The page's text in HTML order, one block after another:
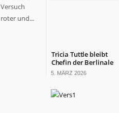
Versuch
roter und...
Tricia Tuttle bleibt
Chefin der Berlinale
5. MÄRZ 2026